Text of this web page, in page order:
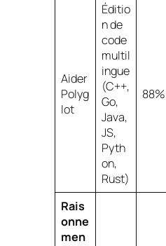
Aider
Polyg
lot
Éditio
n de
code
multil
ingue
(C++,
Go,
Java,
JS,
Pyth
on,
Rust)
88%
Rais
onne
men